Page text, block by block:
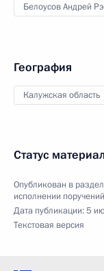
Белоусов Андрей
География
Калужская область
Статус
Опубликован в
исполнении
Дата публикации:5
Текстовая версия